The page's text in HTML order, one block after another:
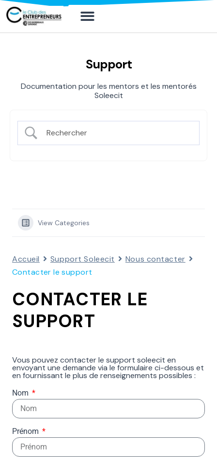
Support
Documentation pour les mentors et les mentorés
Soleecit
View Categories
Accueil Support Soleecit
Nous contacter
Contacter le support
CONTACTER LE
SUPPORT
Vous pouvez contacter le support soleecit en
envoyant une demande via le formulaire ci-dessous et
en fournissant le plus de renseignements possibles :
Nom
Prénom